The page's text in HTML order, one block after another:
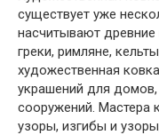
существует уже
насчитывают древние
греки, римляне,
художественная
украшений для
сооружений. Мастера
узоры, изгибы и